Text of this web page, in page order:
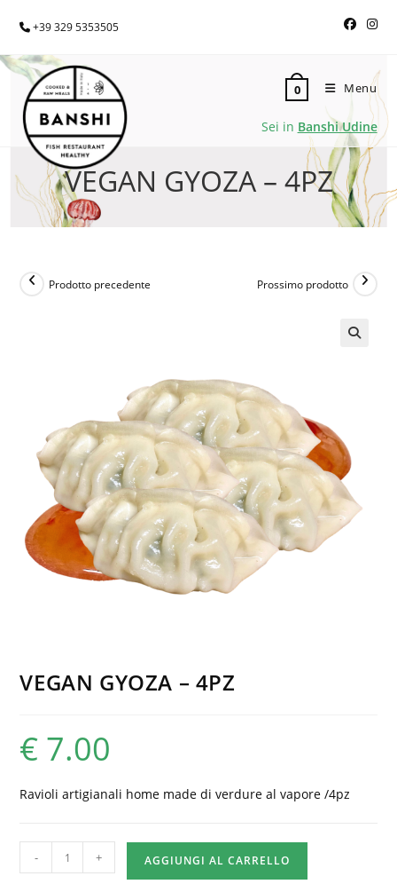
+39 329 5353505
0 Menu
Sei in Banshi Udine
VEGAN GYOZA – 4PZ
Prodotto precedente Prossimo prodotto
VEGAN GYOZA – 4PZ
€ 7.00
Ravioli artigianali home made di verdure al vapore /4pz
GYOZA
- + AGGIUNGI AL CARRELLO